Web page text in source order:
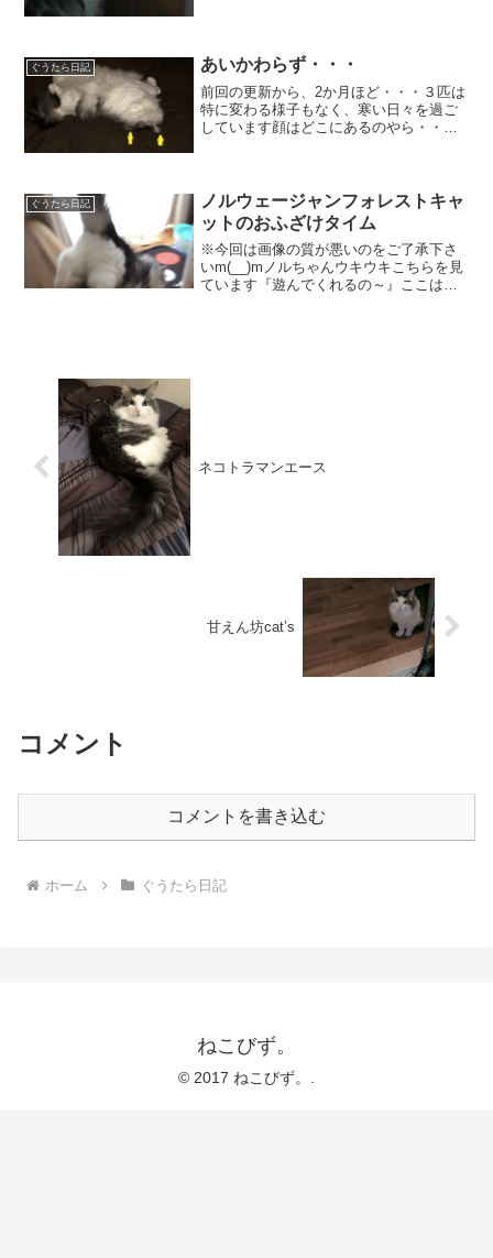
ぐうたら日記 あいかわらず・・・
前回の更新から、2か月ほど・・・３匹は
特に変わる様子もなく、寒い日々を過ご
しています顔はどこにあるのやら・・・
ぐうたら日記
ノルウェージャンフォレストキャ
ットのおふざけタイム
※今回は画像の質が悪いのをご了承下さ
いm(__)mノルちゃんウキウキこちらを見
ています『遊んでくれるの～』ここはの
ネコトラマンエース
甘えん坊cat’s
コメント
コメントを書き込む
ホーム ぐうたら日記
ねこびず。
© 2017 ねこびず。.